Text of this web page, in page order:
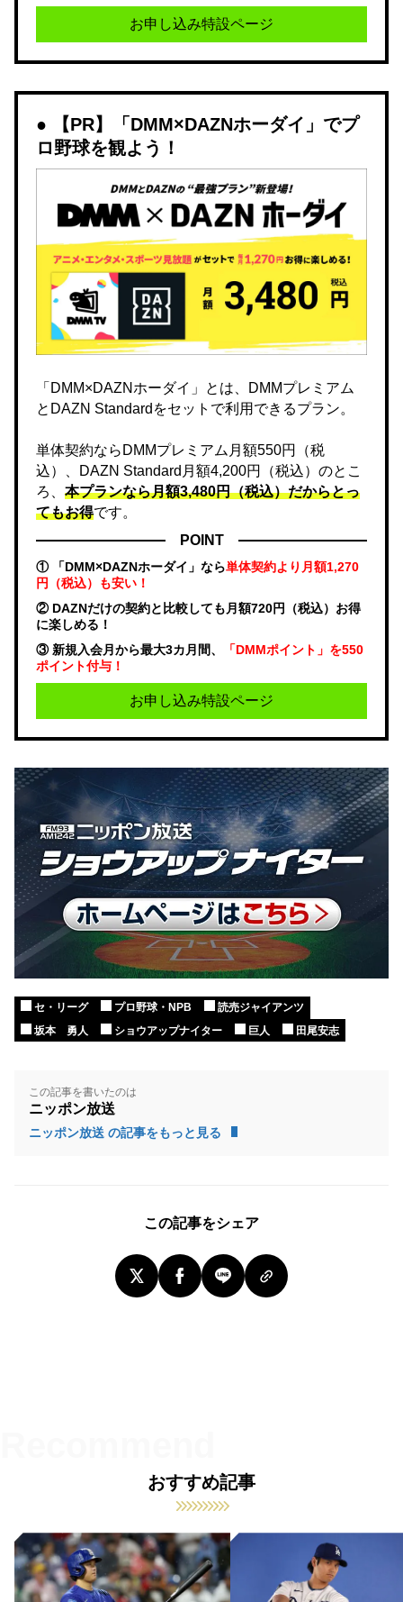
お申し込み特設ページ
【PR】「DMM×DAZNホーダイ」でプ
ロ野球を観よう！
「DMM×DAZNホーダイ」とは、DMMプレミアム
とDAZN Standardをセットで利用できるプラン。
単体契約ならDMMプレミアム月額550円（税
込）、DAZN Standard月額4,200円（税込）のとこ
ろ、 本プランなら月額3,480円（税込）だからとっ
てもお得です。
POINT
① 「DMM×DAZNホーダイ」なら単体契約より月額1,270
円（税込）も安い！
② DAZNだけの契約と比較しても月額720円（税込）お得
に楽しめる！
③ 新規入会月から最大3カ月間、
「DMMポイント」を550
ポイント付与！
お申し込み特設ページ
セ・リーグ プロ野球・NPB
読売ジャイアンツ
坂本 勇人
ショウアップナイター 巨人 田尾安志
この記事を書いたのは
ニッポン放送
ニッポン放送 の記事をもっと見る
この記事をシェア
おすすめ記事